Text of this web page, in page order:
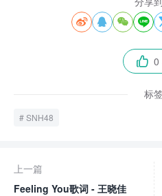
   
 0
标
SNH48
上一篇
Feeling You歌词 - 王晓佳